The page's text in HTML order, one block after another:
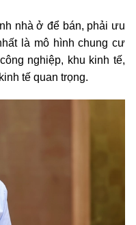
nhà ở để bán, phải ưu
là mô hình chung cư
nghiệp, khu kinh tế,
tế quan trọng.